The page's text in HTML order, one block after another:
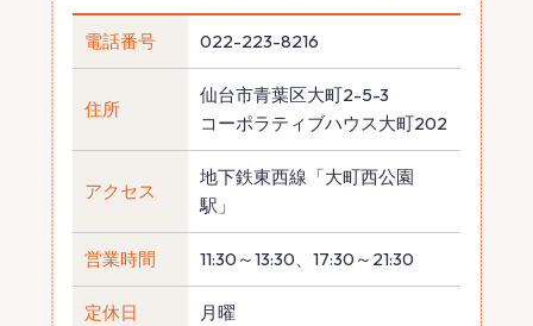
電話番号 022-223-8216
住所
仙台市青葉区大町2-5-3
コーポラティブハウス大町202
アクセス
地下鉄東西線「大町西公園
駅」
営業時間 11:30～13:30、17:30～21:30
定休日 月曜